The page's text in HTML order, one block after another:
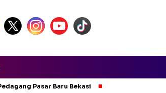
Pasar Baru Bekasi